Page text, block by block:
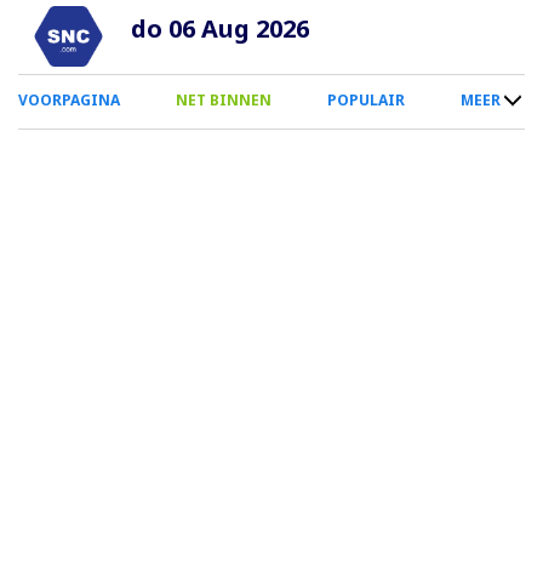
Overslaan
naar
inhoud
do 06 Aug 2026
0
Smartphone
VOORPAGINA NET BINNEN POPULAIR MEER